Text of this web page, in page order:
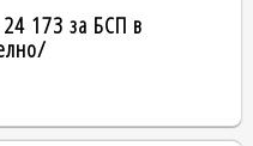
24 173 за БСП в